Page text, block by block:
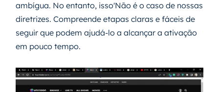
ambígua. No entanto, isso'Não é o caso de nossas
diretrizes. Compreende etapas claras e fáceis de
seguir que podem ajudá-lo a alcançar a ativação
em pouco tempo.